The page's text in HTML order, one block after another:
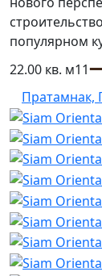
популярном
22.00 кв. м11
Пратамнак,